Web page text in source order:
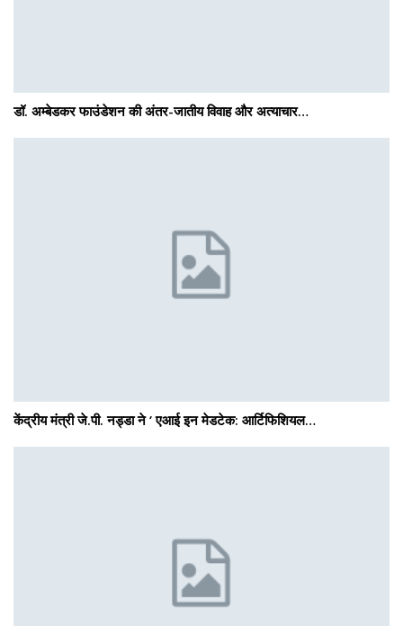
डॉ. अम्बेडकर फाउंडेशन की अंतर-जातीय विवाह और अत्याचार…
केंद्रीय मंत्री जे.पी. नड्डा ने ‘ एआई इन मेडटेक: आर्टिफिशियल…